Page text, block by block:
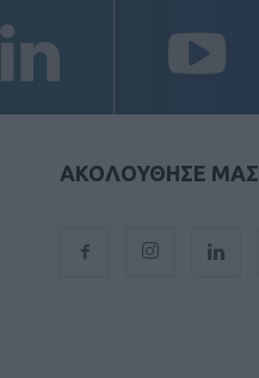
ΑΚΟΛΟΥΘΗΣΕ ΜΑΣ